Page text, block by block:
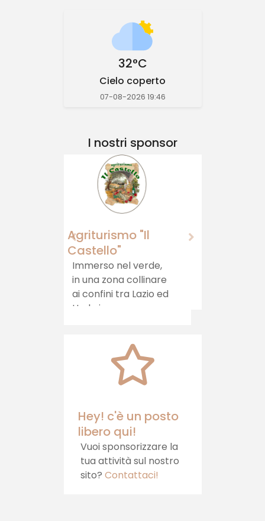
32°C
Cielo coperto
07-08-2026 19:46
I nostri sponsor
Momagni
Momagni: prodotti
artigianali della
Tuscia viterbese,
per un viaggio del
gusto autentico, che
tua tavola.
libero qui!
Vuoi sponsorizzare la
tua attività sul nostro
sito?Contattaci!